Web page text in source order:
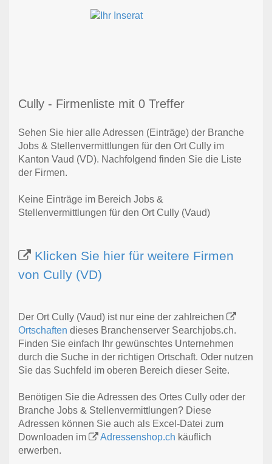
Cully - Firmenliste mit 0 Treffer
Sehen Sie hier alle Adressen (Einträge) der Branche
Jobs & Stellenvermittlungen für den Ort Cully im
Kanton Vaud (VD). Nachfolgend finden Sie die Liste
der Firmen.
Keine Einträge im Bereich Jobs &
Stellenvermittlungen für den Ort Cully (Vaud)
Klicken Sie hier für weitere Firmen
von Cully (VD)
Der Ort Cully (Vaud) ist nur eine der zahlreichen
Ortschaften dieses Branchenserver Searchjobs.ch.
Finden Sie einfach Ihr gewünschtes Unternehmen
durch die Suche in der richtigen Ortschaft. Oder nutzen
Sie das Suchfeld im oberen Bereich dieser Seite.
Benötigen Sie die Adressen des Ortes Cully oder der
Branche Jobs & Stellenvermittlungen? Diese
Adressen können Sie auch als Excel-Datei zum
Downloaden im
Adressenshop.ch käuflich
erwerben.